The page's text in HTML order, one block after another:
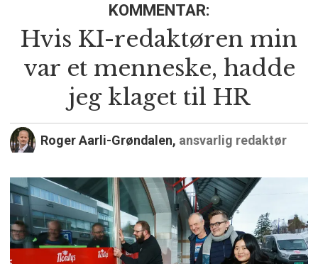
KOMMENTAR:
Hvis KI-redaktøren min
var et menneske, hadde
jeg klaget til HR
Roger Aarli-Grøndalen, ansvarlig redaktør